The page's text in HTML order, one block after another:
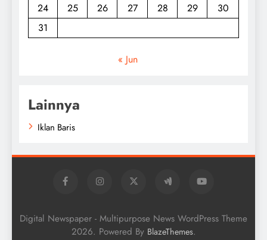
24
25 26 27 28 29
30
31
« Jun
Lainnya
Iklan Baris
Digital Newspaper - Multipurpose News WordPress Theme
2026. Powered By BlazeThemes.